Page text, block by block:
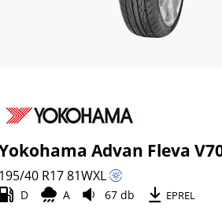
Advan Fleva
195/40 R1781WXL
D A 67 db EPREL